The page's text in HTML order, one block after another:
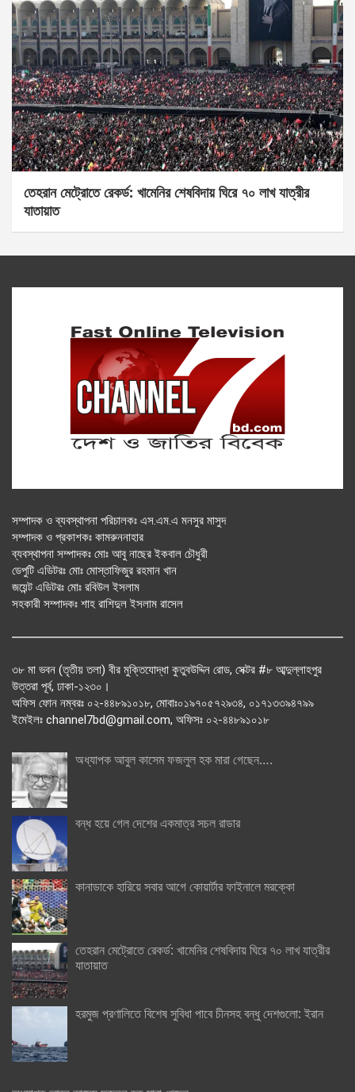
তেহরান মেট্রোতে রেকর্ড: খামেনির শেষবিদায় ঘিরে ৭০ লাখ যাত্রীর
যাতায়াত
সম্পাদক ও ব্যবস্থাপনা পরিচালকঃ এস.এম.এ মনসুর মাসুদ
সম্পাদক ও প্রকাশকঃ কামরুননাহার
ব্যবস্থাপনা সম্পাদকঃ মোঃ আবু নাছের ইকবাল চৌধুরী
ডেপুটি এডিটরঃ মোঃ মোস্তাফিজুর রহমান খান
জয়েন্ট এডিটরঃ মোঃ রবিউল ইসলাম
সহকারী সম্পাদকঃ শাহ রাশিদুল ইসলাম রাসেল
৩৮ মা ভবন (তৃতীয় তলা) বীর মুক্তিযোদ্ধা কুতুবউদ্দিন রোড, সেক্টর #৮ আব্দুল্লাহপুর
উত্তরা পূর্ব, ঢাকা-১২৩০।
অফিস ফোন নম্বরঃ ০২-৪৪৮৯১০১৮, মোবাঃ০১৯৭০৫৭২৯৩৪, ০১৭১৩৩৯৪৭৯৯
ইমেইলঃ channel7bd@gmail.com, অফিসঃ ০২-৪৪৮৯১০১৮
অধ্যাপক আবুল কাসেম ফজলুল হক মারা গেছেন….
বন্ধ হয়ে গেল দেশের একমাত্র সচল রাডার
কানাডাকে হারিয়ে সবার আগে কোয়ার্টার ফাইনালে মরক্কো
তেহরান মেট্রোতে রেকর্ড: খামেনির শেষবিদায় ঘিরে ৭০ লাখ যাত্রীর
যাতায়াত
হরমুজ প্রণালিতে বিশেষ সুবিধা পাবে চীনসহ বন্ধু দেশগুলো: ইরান